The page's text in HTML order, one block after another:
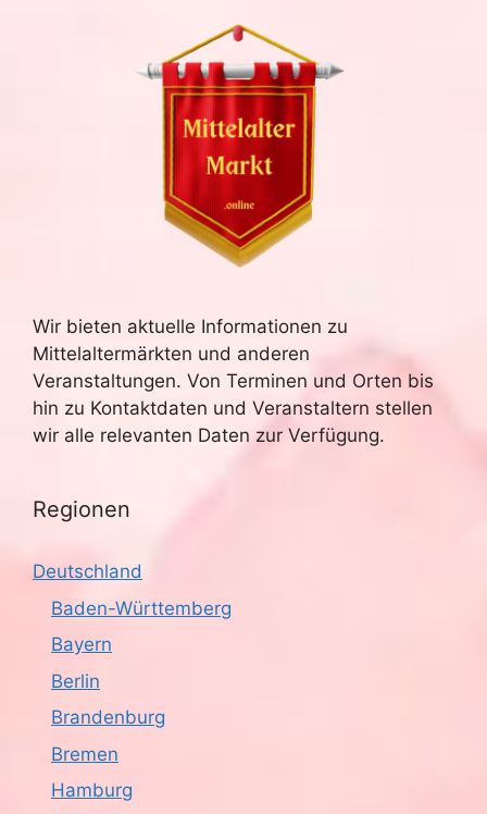
Wir bieten aktuelle Informationen zu
Mittelaltermärkten und anderen
Veranstaltungen. Von Terminen und Orten bis
hin zu Kontaktdaten und Veranstaltern stellen
wir alle relevanten Daten zur Verfügung.
Regionen
Deutschland
Baden-Württemberg
Bayern
Berlin
Brandenburg
Bremen
Hamburg